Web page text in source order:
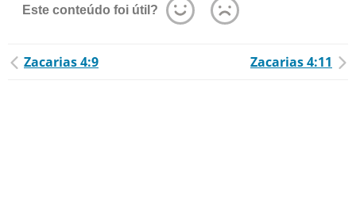
Este conteúdo foi útil?
Zacarias 4:9 Zacarias 4:11